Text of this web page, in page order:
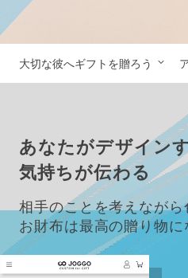
大切な彼へギフトを贈ろう
あなたがデザイン
気持ちが伝わる
相手のことを考えなが
お財布は最高の贈り物に